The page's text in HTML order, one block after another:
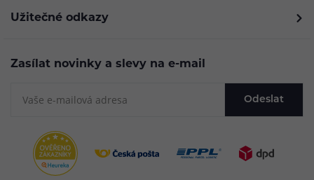
Užitečné odkazy
Zasílat novinky a slevy na e-mail
Odeslat